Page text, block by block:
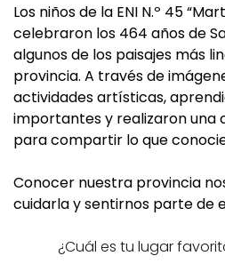
Los niños de la ENI N.º 45
celebraron los 464 años de
algunos de los paisajes más
provincia. A través de
actividades artísticas,
importantes y realizaron
para compartir lo que
Conocer nuestra provincia
cuidarla y sentirnos parte de
¿Cuál es tu lugar